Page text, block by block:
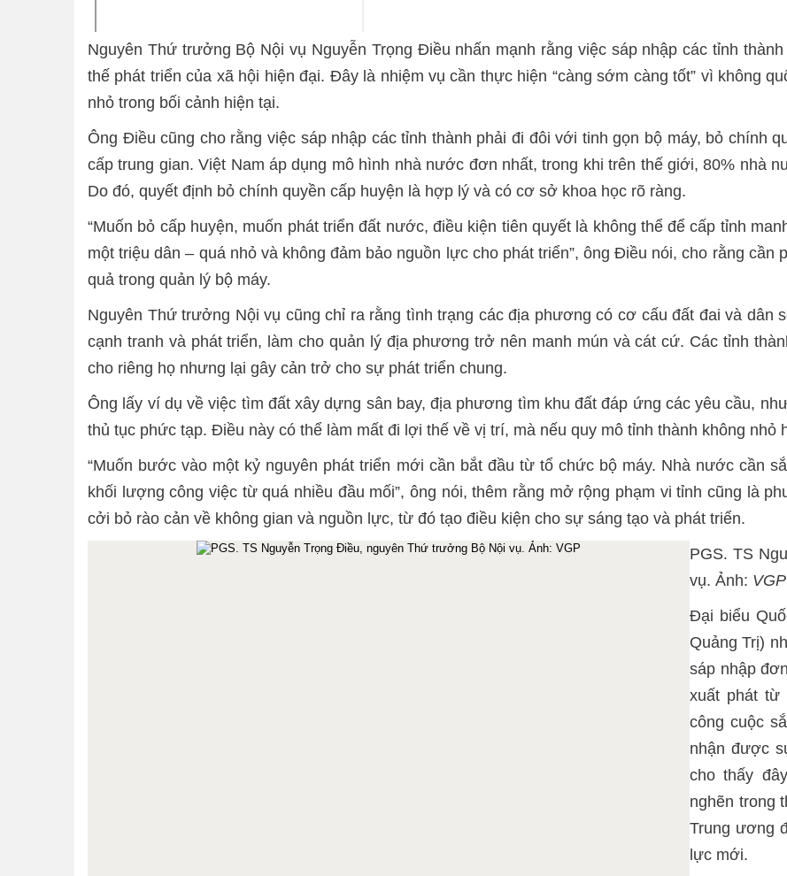
Nguyên Thứ trưởng Bộ Nội vụ Nguyễn Trọng Điều nhấn mạnh rằng việc sáp nhập các tỉnh
thế phát triển của xã hội hiện đại. Đây là nhiệm vụ cần thực hiện “càng sớm càng tốt” vì không
nhỏ trong bối cảnh hiện tại.
Ông Điều cũng cho rằng việc sáp nhập các tỉnh thành phải đi đôi với tinh gọn bộ máy, bỏ chính
cấp trung gian. Việt Nam áp dụng mô hình nhà nước đơn nhất, trong khi trên thế giới, 80% nhà
Do đó, quyết định bỏ chính quyền cấp huyện là hợp lý và có cơ sở khoa học rõ ràng.
“Muốn bỏ cấp huyện, muốn phát triển đất nước, điều kiện tiên quyết là không thể để cấp tỉnh
một triệu dân – quá nhỏ và không đảm bảo nguồn lực cho phát triển”, ông Điều nói, cho rằng cần
quả trong quản lý bộ máy.
Nguyên Thứ trưởng Nội vụ cũng chỉ ra rằng tình trạng các địa phương có cơ cấu đất đai và dân
cạnh tranh và phát triển, làm cho quản lý địa phương trở nên manh mún và cát cứ. Các tỉnh
cho riêng họ nhưng lại gây cản trở cho sự phát triển chung.
Ông lấy ví dụ về việc tìm đất xây dựng sân bay, địa phương tìm khu đất đáp ứng các yêu cầu,
thủ tục phức tạp. Điều này có thể làm mất đi lợi thế về vị trí, mà nếu quy mô tỉnh thành không nhỏ
“Muốn bước vào một kỷ nguyên phát triển mới cần bắt đầu từ tổ chức bộ máy. Nhà nước cần
khối lượng công việc từ quá nhiều đầu mối”, ông nói, thêm rằng mở rộng phạm vi tỉnh cũng là
cởi bỏ rào cản về không gian và nguồn lực, từ đó tạo điều kiện cho sự sáng tạo và phát triển.
PGS. TS
vụ. Ảnh: VGP
Đại biểu
Quảng Trị)
sáp nhập
xuất phát từ
công cuộc
nhận được
cho thấy
nghẽn trong
Trung ương
lực mới.